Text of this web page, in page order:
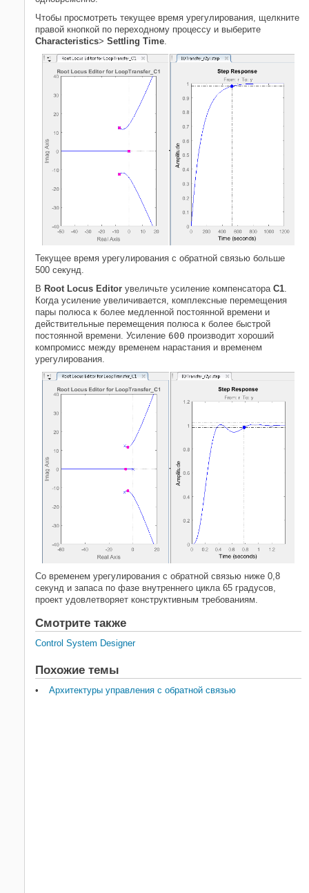
Чтобы просмотреть текущее время урегулирования, щелкните
правой кнопкой по переходному процессу и выберите
Characteristics> Settling Time.
Текущее время урегулирования с обратной связью больше
500 секунд.
В Root Locus Editor увеличьте усиление компенсатора C1
Когда усиление увеличивается, комплексные перемещения
пары полюса к более медленной постоянной времени и
действительные перемещения полюса к более быстрой
постоянной времени. Усиление 600 производит хороший
компромисс между временем нарастания и временем
урегулирования.
Со временем урегулирования с обратной связью ниже 0,8
секунд и запаса по фазе внутреннего цикла 65 градусов,
проект удовлетворяет конструктивным требованиям.
Смотрите также
Control System Designer
Похожие темы
Архитектуры управления с обратной связью